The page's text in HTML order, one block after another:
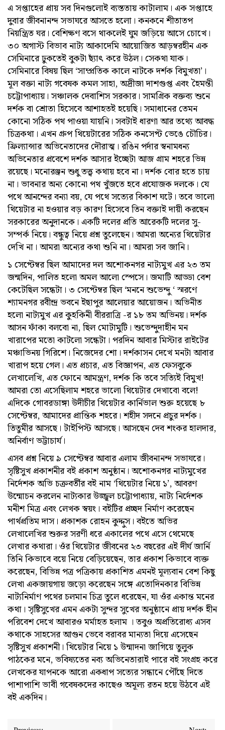
এ সপ্তাহের প্রায় সব দিনগুলোই ব্যস্ততায় কাটালাম। এক সপ্তাহে
দুবার জীবনানন্দ সভাঘরে আসতে হলো। কনকনে শীতাতপ
নিয়ন্ত্রিত ঘর। বেশিক্ষণ বসে থাকলেই ঘুম জড়িয়ে আসে চোখে।
৩০ অগাস্ট বিভাব নাট্য আকাদেমি আয়োজিত আড়ম্বরহীন এক
সেমিনারে ঢুকতেই বুকটা ছ্যাঁৎ করে উঠল। সেকথা যাক।
সেমিনারে বিষয় ছিল ‘সাম্প্রতিক কালে নাটকে দর্শক বিমুখতা’।
মূল বক্তা নাট্য গবেষক কমল সাহা, অদ্ৰীজা দাশগুপ্ত এবং হৈমন্তী
চট্টোপাধ্যায়। সঞ্চালক দেবাশিস সরকার। সামগ্রিক বক্তব্য শুনে
দর্শক বা শ্রোতা হিসেবে আশাহতই হয়েছি। সমাধানের তেমন
কোনো সঠিক পথ পাওয়া যায়নি। সবটাই ধারণা আর তথ্যে আবদ্ধ
চিত্রকথা। এখন গ্রুপ থিয়েটারের সঠিক কনসেপ্ট ভেঙে চৌচির।
ফ্রিল্যান্সার অভিনেতাদের দৌরাত্ম। রঙিন পর্দার স্বনামধন্য
অভিনেতার প্রবেশে দর্শক আসার ইচ্ছেটা আজ গ্রাম শহরে ভিন্ন
রয়েছে। মনোরঞ্জন শুধু তত্ত্ব কথায় হবে না। দর্শক বোর হতে চায়
না। ভাবনার অন্য কোনো পথ খুঁজতে হবে প্রযোজক দলকে। যে
পথে আনন্দের বন্যা বয়, যে পথে সত্যের বিকাশ ঘটে। তবে ভালো
থিয়েটার না হওয়ার বড় কারণ হিসেবে তিন বক্তাই দায়ী করছেন
সরকারের অনুদানকে। একটি দলের প্রতি আরেকটি দলের সু-
সম্পর্ক নিয়ে। বন্ধুত্ব নিয়ে প্রশ্ন তুলেছেন। আমরা অন্যের থিয়েটার
দেখি না। আমরা অন্যের কথা শুনি না। আমরা সব জানি।
১ সেপ্টেম্বর ছিল আমাদের দল অশোকনগর নাট্যমুখ এর ২৩ তম
জন্মদিন, পালিত হলো অমল আলো স্পেসে। জমাটি আড্ডা বেশ
কেটেছিল সন্ধেটা। ৩ সেপ্টেম্বর ছিল ‘মননে শুভেন্দু ‘ স্মরণে
শ্যামনগর রবীন্দ্র ভবনে ইছাপুর আলেয়ার আয়োজন। অভিনীত
হলো নাট্যমুখ এর কুহকিনী বীররাত্রি -র ১৮ তম অভিনয়। দর্শক
আসন ফাঁকা বলবো না, ছিল মোটামুটি। শুভেন্দুদাহীন মন
খারাপের মতো কাটলো সন্ধেটা। পরদিন আবার মিস্টার রাইটের
মঞ্চাভিনয় গিরিশে। নিজেদের শো। দর্শকাসন দেখে মনটা আবার
খারাপ হয়ে গেল। এত প্রচার, এত বিজ্ঞাপন, এত ফেসবুকে
লেখালেখি, এত ফোনে আমন্ত্রণ, দর্শক কি তবে সত্যিই বিমুখ!
আমরা তো এসেছিলাম শহরে ভালো থিয়েটার দেখাবো বলে!
এদিকে গোবরডাঙ্গা উদীচীর থিয়েটার কার্নিভাল শুরু হয়েছে ৮
সেপ্টেম্বর, আমাদের প্রান্তিক শহরে। শহীদ সদনে প্রচুর দর্শক।
তিতুমীর আসছে। টাইপিস্ট আসছে। আসছেন দেব শংকর হালদার,
অনির্বাণ ভট্টাচার্য।
এসব প্রশ্ন নিয়ে ৯ সেপ্টেম্বর আবার এলাম জীবনানন্দ সভাঘরে।
সৃষ্টিসুখ প্রকাশনীর বই প্রকাশ অনুষ্ঠান। অশোকনগর নাট্যমুখের
নির্দেশক অভি চক্রবর্তীর বই নাম ‘থিয়েটার নিয়ে ১’, আবরণ
উন্মোচন করলেন নাট্যকার উজ্জ্বল চট্টোপাধ্যায়, নাট্য নির্দেশক
মনীশ মিত্র এবং লেখক স্বয়ং। বইটির প্রচ্ছদ নির্মাণ করেছেন
পার্থপ্রতিম দাস। প্রকাশক রোহন কুদ্দুস। বইতে অভির
লেখালেখির শুরুর সরণী ধরে একালের পথে এসে থেমেছে
লেখার কথারা। ওঁর থিয়েটার জীবনের ২৩ বছরের এই দীর্ঘ জার্নি
তিনি কিভাবে বয়ে নিয়ে বেড়িয়েছেন, তার প্রকাশ কিভাবে ব্যক্ত
করেছেন, বিভিন্ন পত্র পত্রিকায় প্রকাশিত এমনই মূল্যবান বেশ কিছু
লেখা একজায়গায় জড়ো করেছেন সঙ্গে এতোদিনকার বিভিন্ন
নাট্যনির্মাণ পথের চলমান চিত্র তুলে ধরেছেন, যা ওঁর একান্ত মনের
কথা। সৃষ্টিসুখের এমন একটা সুন্দর সুখের অনুষ্ঠানে প্রায় দর্শক হীন
পরিবেশ দেখে আবারও মর্মাহত হলাম । তবুও অপ্রতিরোধ্য এসব
কথাকে সাহসের আগুন ভেবে বরাবর মান্যতা দিয়ে এসেছেন
সৃষ্টিসুখ প্রকাশনী। থিয়েটার নিয়ে ১ উন্মাদনা জাগিয়ে তুলুক
পাঠকের মনে, ভবিষ্যতের নব্য অভিনেতারাই পারে বই সংগ্রহ করে
লেখকের যাপনকে আরো একধাপ সত্যের সন্ধানে পৌঁছে দিতে
পাশাপাশি ভাবী গবেষকদের কাছেও অমূল্য রতন হয়ে উঠবে এই
বই একদিন।